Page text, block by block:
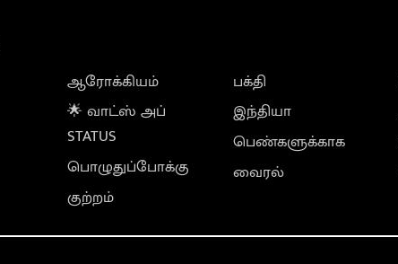
ஆரோக்கியம்
🌟 வாட்ஸ் அப்
STATUS
பொழுதுப்போக்கு
குற்றம்
பக்தி
இந்தியா
பெண்களுக்காக
வைரல்